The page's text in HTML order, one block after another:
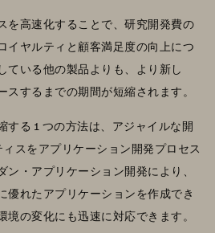
を高速化することで、研究開発費の
イヤルティと顧客満足度の向上につ
ている他の製品よりも、より新し
スするまでの期間が短縮されます。
する 1 つの方法は、アジャイルな開
ィスをアプリケーション開発プロセス
ン・アプリケーション開発により、
優れたアプリケーションを作成でき
境の変化にも迅速に対応できます。